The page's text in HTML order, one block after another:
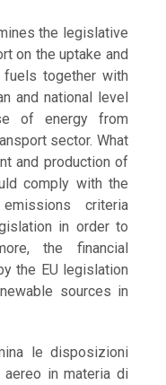
the legislative
on the uptake and
together with
and national level
of energy from
sector. What
and production of
comply with the
criteria
in order to
the financial
the EU legislation
sources in
le disposizioni
in materia di